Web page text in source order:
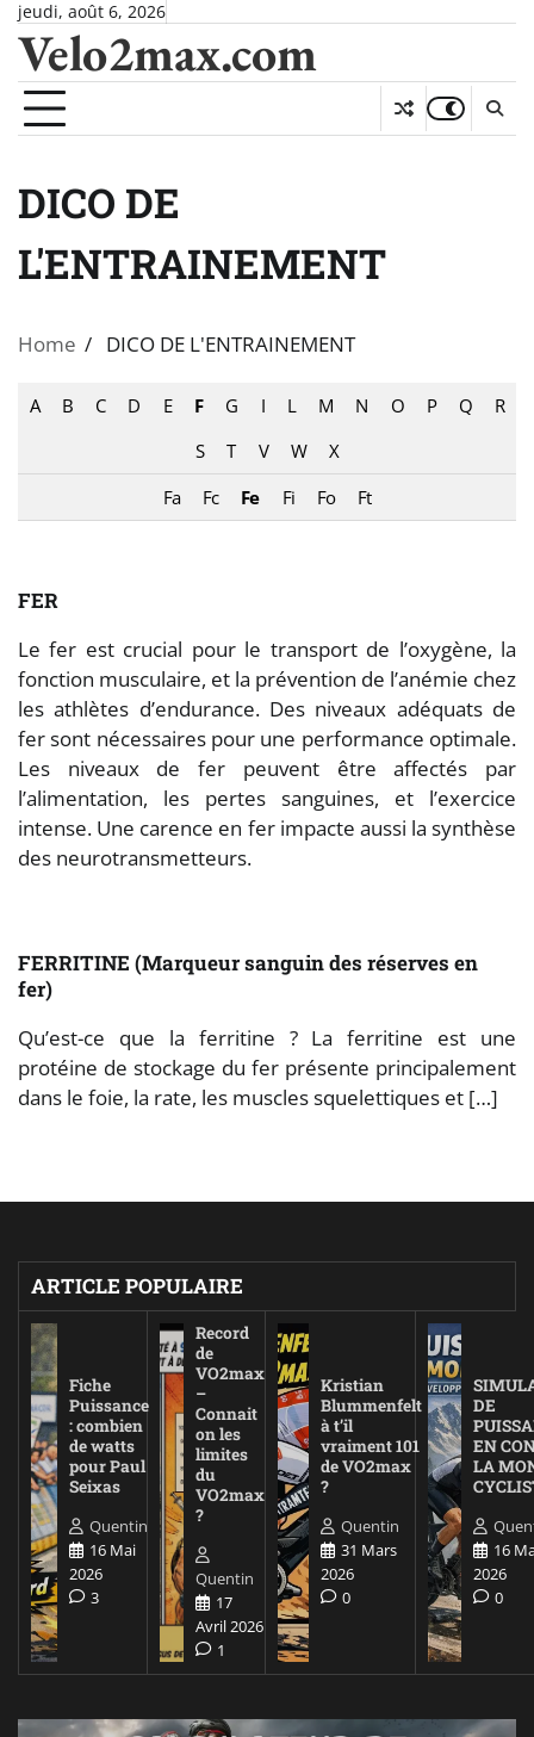
Skip
content
jeudi, août 6, 2026
Velo2max.com
DICO DE
L'ENTRAINEMENT
Home DICO DE L'ENTRAINEMENT
A B C D E F G I L M N O P Q
R
S
T V W
X
Fa
Fc Fe Fi Fo Ft
FER
Le fer est crucial pour le transport de l’oxygène, la
fonction musculaire, et la prévention de l’anémie chez
les athlètes d’endurance. Des niveaux adéquats de
fer sont nécessaires pour une performance optimale.
Les niveaux de fer peuvent être affectés par
l’alimentation, les pertes sanguines, et l’exercice
intense. Une carence en fer impacte aussi la synthèse
des neurotransmetteurs.
FERRITINE (Marqueur sanguin des réserves en
fer)
Qu’est-ce que la ferritine ? La ferritine est une
protéine de stockage du fer présente principalement
dans le foie, la rate, les muscles squelettiques et […]
ARTICLE POPULAIRE
Fiche
Puissance
: combien
de watts
pour Paul
Seixas
Quentin
16 Mai
2026
3
Record
de
VO2max
–
Connait
on les
limites
du
VO2max
?
Quentin
17
Avril 2026
1
Kristian
Blummenfelt
à t’il
vraiment 101
de VO2max
?
Quentin
31 Mars
2026
0
DE
EN
LA
16
2026
0